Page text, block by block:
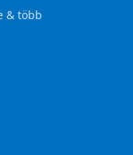
& több